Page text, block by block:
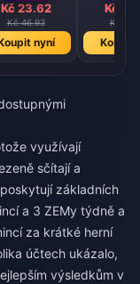
Kč 23.62
Kč 46.93
nyní
Kč
Kč
Koupit
využívají
sčítají a
základních
a 3 ZEMy týdně a
za krátké herní
účtech ukázalo,
výsledkům v